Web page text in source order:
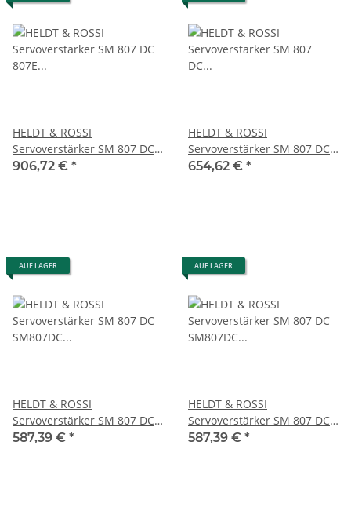
HELDT & ROSSI
Servoverstärker SM 807 DC
807E 1250-90 mit Trafo DT
906,72 € *
HELDT & ROSSI
Servoverstärker SM 807 DC
807E1250-90 #used
654,62 € *
AUF LAGER
HELDT & ROSSI
Servoverstärker SM 807 DC
SM807DC 1000-120
587,39 € *
AUF LAGER
HELDT & ROSSI
Servoverstärker SM 807 DC
SM807DC 1000-120
587,39 € *